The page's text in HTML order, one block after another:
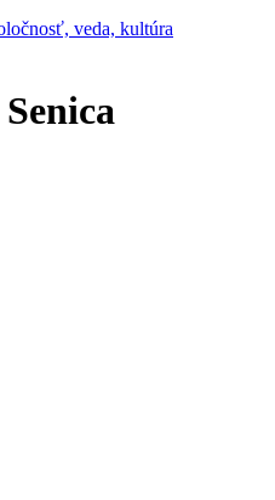
veda, kultúra